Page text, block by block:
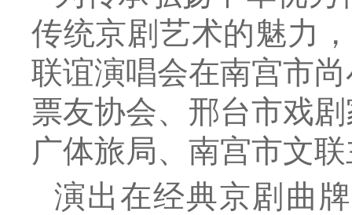
传统京剧艺术的魅力，
联谊演唱会在南宫市
票友协会、邢台市戏
广体旅局、南宫市文
演出在经典京剧曲